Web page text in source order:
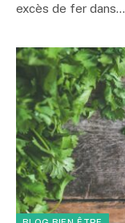
excès de fer dans…